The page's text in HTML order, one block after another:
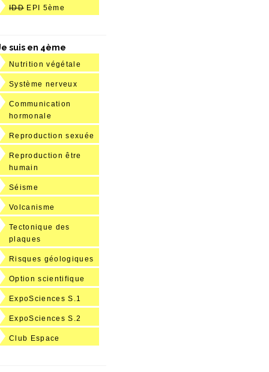
IDD EPI 5ème
suis en 4ème
Nutrition végétale
Système nerveux
Communication
hormonale
Reproduction sexuée
Reproduction être
humain
Séisme
Volcanisme
Tectonique des
plaques
Risques géologiques
Option scientifique
ExpoSciences S.1
ExpoSciences S.2
Club Espace